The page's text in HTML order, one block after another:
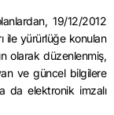
19/12/2012
ile yürürlüğe konulan
olarak düzenlenmiş,
ve güncel bilgilere
da elektronik imzalı